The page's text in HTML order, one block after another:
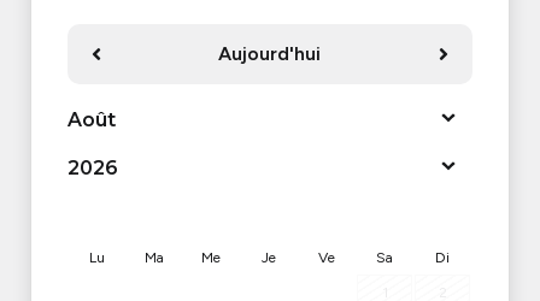
Aujourd'hui
Lu Ma Me Je Ve Sa Di